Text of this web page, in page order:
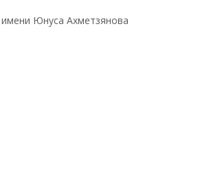
Юнуса Ахметзянова